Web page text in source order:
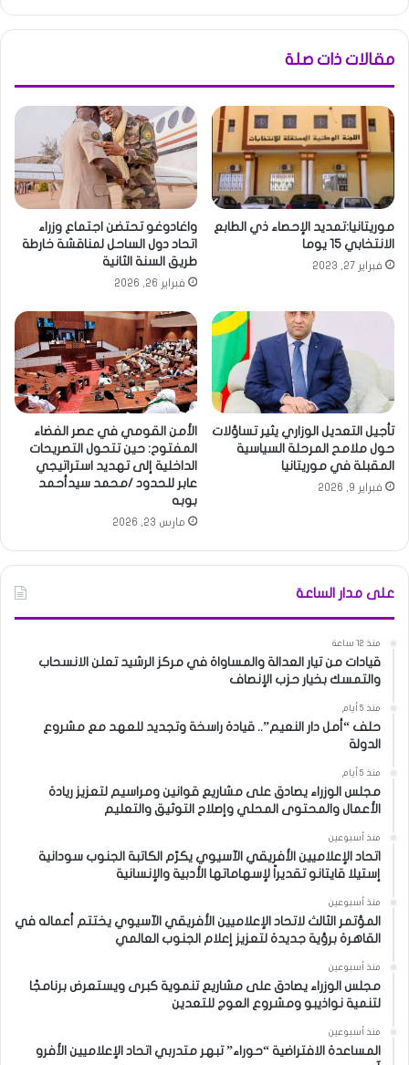
مقالات ذات صلة
موريتانيا:تمديد الإحصاء ذي الطابع
الانتخابي 15 يوما
فبراير 27, 2023
واغادوغو تحتضن اجتماع وزراء
اتحاد دول الساحل لمناقشة خارطة
طريق السنة الثانية
فبراير 26, 2026
تأجيل التعديل الوزاري يثير تساؤلات
حول ملامح المرحلة السياسية
المقبلة في موريتانيا
فبراير 9, 2026
الأمن القومي في عصر الفضاء
المفتوح: حين تتحول التصريحات
الداخلية إلى تهديد استراتيجي
عابر للحدود /محمد سيدأحمد
بوبه
مارس 23, 2026
على مدار الساعة
منذ 12 ساعة
قيادات من تيار العدالة والمساواة في مركز الرشيد تعلن الانسحاب
والتمسك بخيار حزب الإنصاف
منذ 5 أيام
حلف “أمل دار النعيم”.. قيادة راسخة وتجديد للعهد مع مشروع
الدولة
منذ 5 أيام
مجلس الوزراء يصادق على مشاريع قوانين ومراسيم لتعزيز ريادة
الأعمال والمحتوى المحلي وإصلاح التوثيق والتعليم
منذ أسبوعين
اتحاد الإعلاميين الأفريقي الآسيوي يكرّم الكاتبة الجنوب سودانية
إستيلا قايتانو تقديراً لإسهاماتها الأدبية والإنسانية
منذ أسبوعين
المؤتمر الثالث لاتحاد الإعلاميين الأفريقي الآسيوي يختتم أعماله في
القاهرة برؤية جديدة لتعزيز إعلام الجنوب العالمي
منذ أسبوعين
مجلس الوزراء يصادق على مشاريع تنموية كبرى ويستعرض برنامجًا
لتنمية نواذيبو ومشروع العوج للتعدين
منذ أسبوعين
المساعدة الافتراضية “حوراء” تبهر متدربي اتحاد الإعلاميين الأفرو